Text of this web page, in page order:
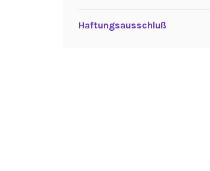
Haftungsausschluß